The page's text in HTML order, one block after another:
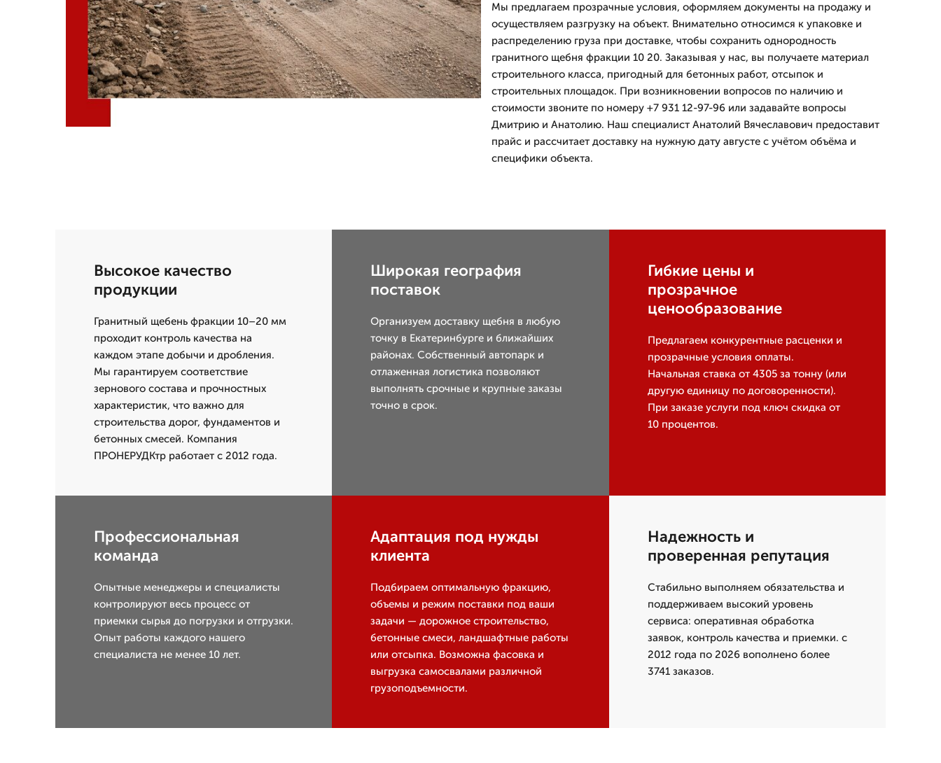
Мы предлагаем прозрачные условия, оформляем документы на продажу и
осуществляем разгрузку на объект. Внимательно относимся к упаковке и
распределению груза при доставке, чтобы сохранить однородность
гранитного щебня фракции 10 20. Заказывая у нас, вы получаете материал
строительного класса, пригодный для бетонных работ, отсыпок и
строительных площадок. При возникновении вопросов по наличию и
стоимости звоните по номеру +7 931 12-97-96 или задавайте вопросы
Дмитрию и Анатолию. Наш специалист Анатолий Вячеславович предоставит
прайс и рассчитает доставку на нужную дату августе с учётом объёма и
специфики объекта.
Высокое качество
продукции
Гранитный щебень фракции 10–20 мм
проходит контроль качества на
каждом этапе добычи и дробления.
Мы гарантируем соответствие
зернового состава и прочностных
характеристик, что важно для
строительства дорог, фундаментов и
бетонных смесей. Компания
ПРОНЕРУДКтр работает с 2012 года.
Широкая география
поставок
Организуем доставку щебня в любую
точку в Екатеринбурге и ближайших
районах. Собственный автопарк и
отлаженная логистика позволяют
выполнять срочные и крупные заказы
точно в срок.
Гибкие цены и
прозрачное
ценообразование
Предлагаем конкурентные расценки и
прозрачные условия оплаты.
Начальная ставка от 4305 за тонну (или
другую единицу по договоренности).
При заказе услуги под ключ скидка от
10 процентов.
Профессиональная
команда
Опытные менеджеры и специалисты
контролируют весь процесс от
приемки сырья до погрузки и отгрузки.
Опыт работы каждого нашего
специалиста не менее 10 лет.
Адаптация под нужды
клиента
Подбираем оптимальную фракцию,
объемы и режим поставки под ваши
задачи — дорожное строительство,
бетонные смеси, ландшафтные работы
или отсыпка. Возможна фасовка и
выгрузка самосвалами различной
грузоподъемности.
Надежность и
проверенная репутация
Стабильно выполняем обязательства и
поддерживаем высокий уровень
сервиса: оперативная обработка
заявок, контроль качества и приемки. с
2012 года по 2026 вополнено более
3741 заказов.